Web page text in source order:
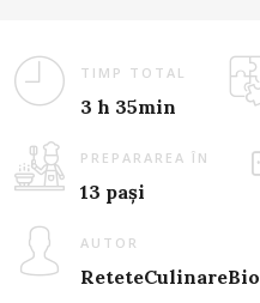
TIMP TOTAL
3 h 35min
PREPARAREA ÎN
13 pași
AUTOR
ReteteCulinareBio